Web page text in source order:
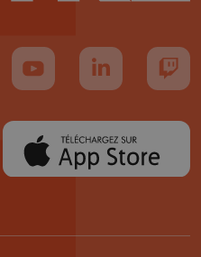
nous sur TikTok
Suivez-nous sur YouTube
Suivez-nous